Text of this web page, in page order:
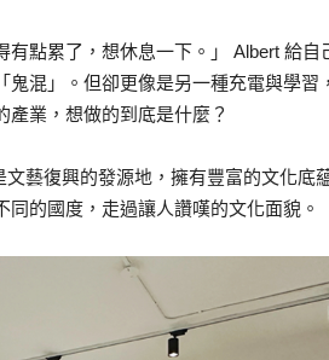
有點累了，想休息一下。」 Albert 給
混」。但卻更像是另一種充電與學習
產業，想做的到底是什麼？
藝復興的發源地，擁有豐富的文化底
的國度，走過讓人讚嘆的文化面貌。